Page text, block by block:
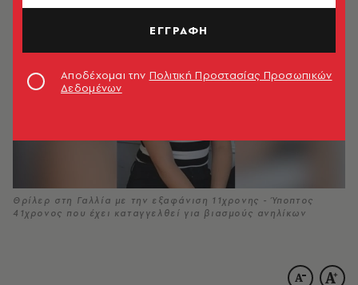
Θρίλερ στη Γαλλία με την εξαφάνιση 11χρονης - Ύποπτος
41χρονος που έχει καταγγελθεί για βιασμούς ανηλίκων
ΕΓΓΡΑΦΗ
Αποδέχομαι την Πολιτική Προστασίας Προσωπικών
Δεδομένων